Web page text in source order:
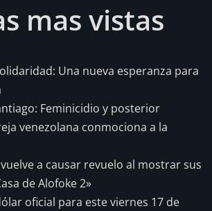
mas vistas
Una nueva esperanza para
Feminicidio y posterior
venezolana conmociona a la
a causar revuelo al mostrar sus
de Alofoke 2»
oficial para este viernes 17 de